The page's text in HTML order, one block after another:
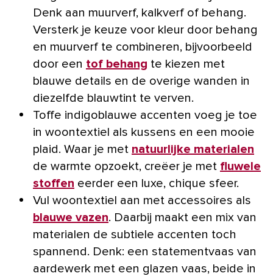
Denk aan muurverf, kalkverf of behang.
Versterk je keuze voor kleur door behang
en muurverf te combineren, bijvoorbeeld
door een tof behang te kiezen met
blauwe details en de overige wanden in
diezelfde blauwtint te verven.
Toffe indigoblauwe accenten voeg je toe
in woontextiel als kussens en een mooie
plaid. Waar je met natuurlijke materialen
de warmte opzoekt, creëer je met fluwele
stoffen eerder een luxe, chique sfeer.
Vul woontextiel aan met accessoires als
blauwe vazen. Daarbij maakt een mix van
materialen de subtiele accenten toch
spannend. Denk: een statementvaas van
aardewerk met een glazen vaas, beide in